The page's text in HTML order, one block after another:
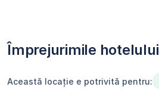
Împrejurimile hotelului
Această locație e potrivită pentru: